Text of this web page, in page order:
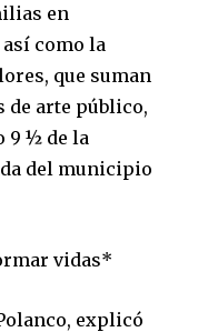
en
como la
que suman
de arte público,
9 ½ de la
del municipio
vidas*
explicó